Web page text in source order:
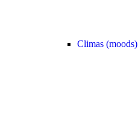
Climas (moods)